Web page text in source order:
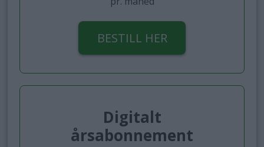
BESTILL HER
Digitalt
årsabonnement